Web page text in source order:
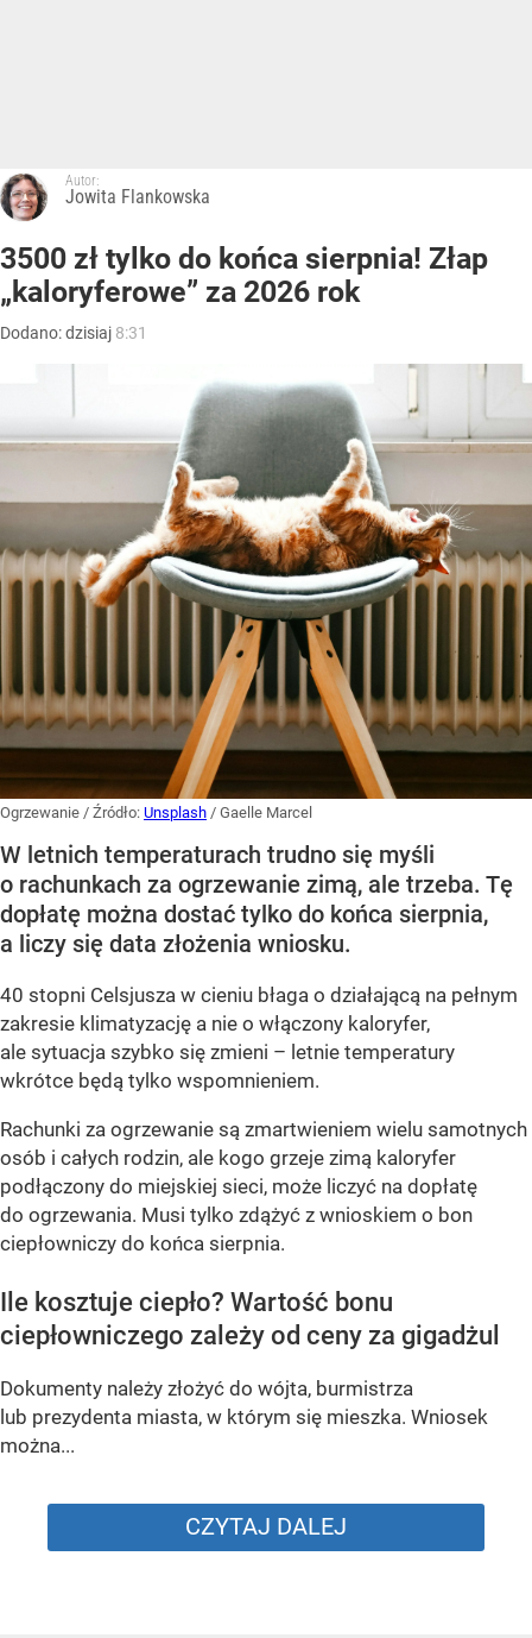
Autor:
Jowita Flankowska
3500 zł tylko do końca sierpnia! Złap
„kaloryferowe” za 2026 rok
Dodano:dzisiaj 8:31
Ogrzewanie / Źródło: Unsplash / Gaelle Marcel
W letnich temperaturach trudno się myśli
o rachunkach za ogrzewanie zimą, ale trzeba. Tę
dopłatę można dostać tylko do końca sierpnia,
a liczy się data złożenia wniosku.
40 stopni Celsjusza w cieniu błaga o działającą na pełnym
zakresie klimatyzację a nie o włączony kaloryfer,
ale sytuacja szybko się zmieni – letnie temperatury
wkrótce będą tylko wspomnieniem.
Rachunki za ogrzewanie są zmartwieniem wielu samotnych
osób i całych rodzin, ale kogo grzeje zimą kaloryfer
podłączony do miejskiej sieci, może liczyć na dopłatę
do ogrzewania. Musi tylko zdążyć z wnioskiem o bon
ciepłowniczy do końca sierpnia.
Ile kosztuje ciepło? Wartość bonu
ciepłowniczego zależy od ceny za gigadżul
Dokumenty należy złożyć do wójta, burmistrza
lub prezydenta miasta, w którym się mieszka. Wniosek
można...
CZYTAJ DALEJ